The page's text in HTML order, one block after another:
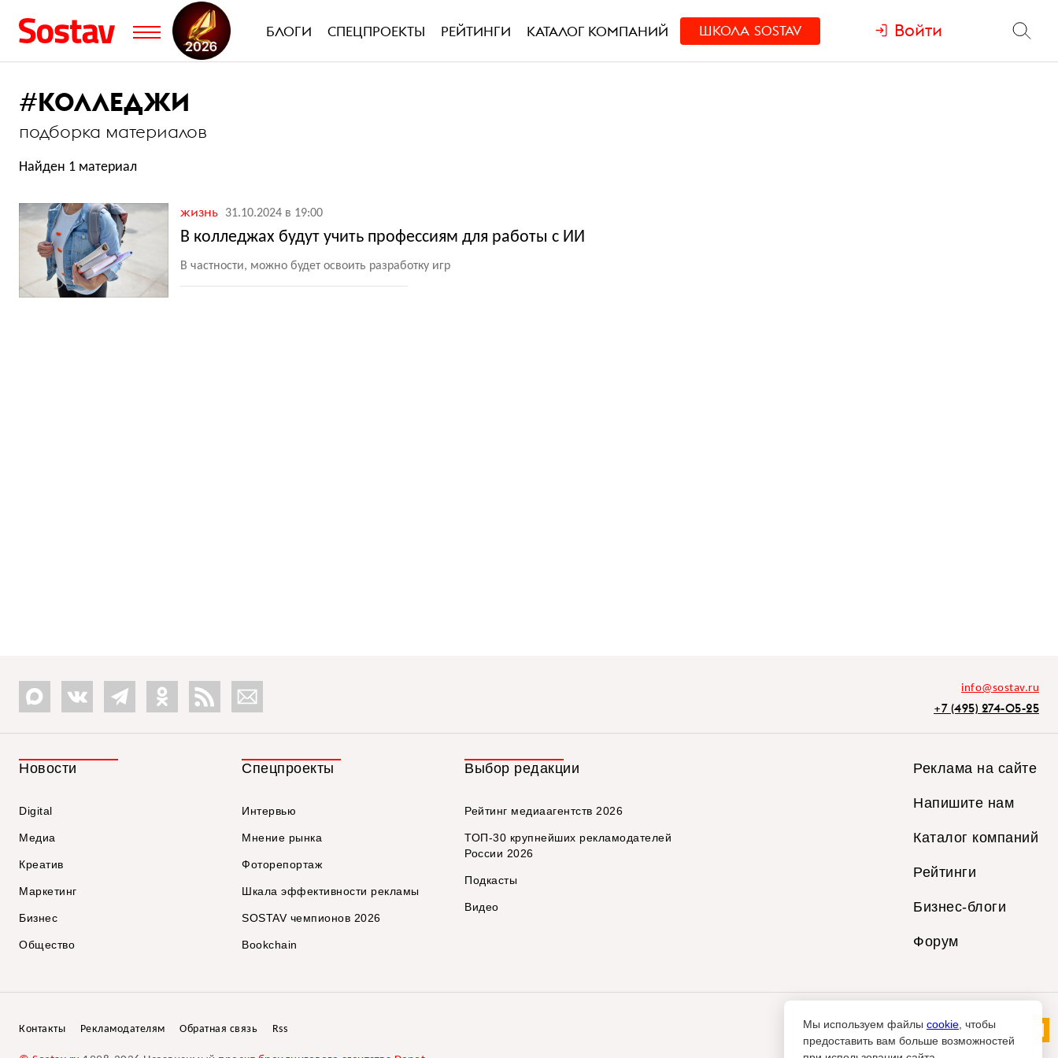
БЛОГИ СПЕЦПРОЕКТЫ РЕЙТИНГИ КАТАЛОГ КОМПАНИЙ ШКОЛА SOSTAV Войти
#КОЛЛЕДЖИ
подборка материалов
Найден 1 материал
жизнь 31.10.2024 в 19:00
В колледжах будут учить профессиям для работы с ИИ
В частности, можно будет освоить разработку игр
info@sostav.ru
+7 (495) 274-05-25
Новости
Digital
Медиа
Креатив
Маркетинг
Бизнес
Общество
Спецпроекты
Интервью
Мнение рынка
Фоторепортаж
Шкала эффективности рекламы
SOSTAV чемпионов 2026
Bookchain
Выбор редакции
Рейтинг медиаагентств 2026
ТОП-30 крупнейших рекламодателей
России 2026
Подкасты
Видео
Реклама на сайте
Напишите нам
Каталог компаний
Рейтинги
Бизнес-блоги
Форум
Контакты Рекламодателям Обратная связь Rss Мы используем файлы cookie , чтобы
предоставить вам больше возможностей